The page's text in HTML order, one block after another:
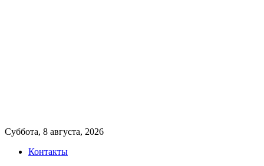
Суббота, 8 августа, 2026
Контакты